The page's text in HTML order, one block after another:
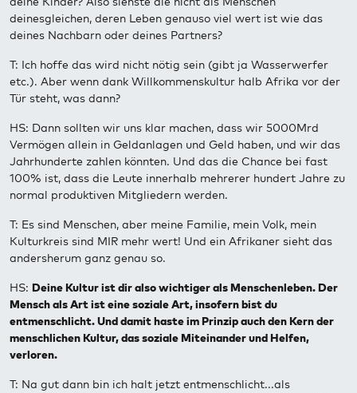
deinesgleichen, deren Leben genauso viel wert ist wie das
deines Nachbarn oder deines Partners?
T: Ich hoffe das wird nicht nötig sein (gibt ja Wasserwerfer
etc.). Aber wenn dank Willkommenskultur halb Afrika vor der
Tür steht, was dann?
HS: Dann sollten wir uns klar machen, dass wir 5000Mrd
Vermögen allein in Geldanlagen und Geld haben, und wir das
Jahrhunderte zahlen könnten. Und das die Chance bei fast
100% ist, dass die Leute innerhalb mehrerer hundert Jahre zu
normal produktiven Mitgliedern werden.
T: Es sind Menschen, aber meine Familie, mein Volk, mein
Kulturkreis sind MIR mehr wert! Und ein Afrikaner sieht das
andersherum ganz genau so.
HS: Deine Kultur ist dir also wichtiger als Menschenleben. Der
Mensch als Art ist eine soziale Art, insofern bist du
entmenschlicht. Und damit haste im Prinzip auch den Kern der
menschlichen Kultur, das soziale Miteinander und Helfen,
verloren.
T: Na gut dann bin ich halt jetzt entmenschlicht...als